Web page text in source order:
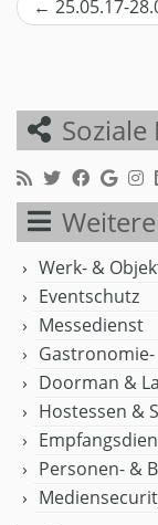
← 25.05.17-
Werk- &
Eventschutz
Messedienst
Doorman &
Hostessen &
Personen- &